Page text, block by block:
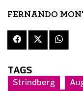
FERNANDO
TAGS
Strindberg